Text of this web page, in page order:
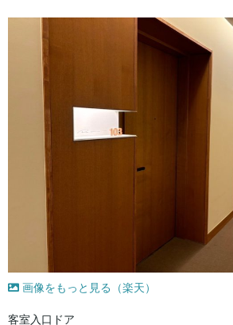
画像をもっと見る（楽天）
客室入口ドア